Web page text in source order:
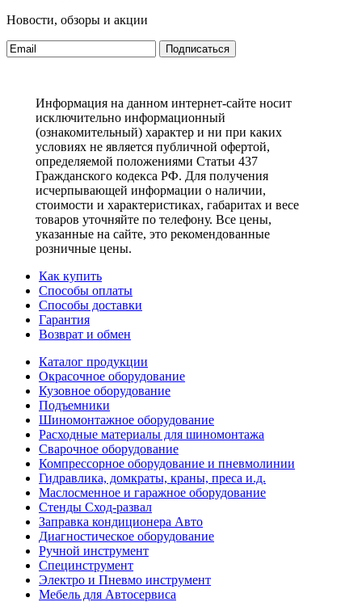
Новости, обзоры и акции
Подписаться
Информация на данном интернет-сайте носит
исключительно информационный
(ознакомительный) характер и ни при каких
условиях не является публичной офертой,
определяемой положениями Статьи 437
Гражданского кодекса РФ. Для получения
исчерпывающей информации о наличии,
стоимости и характеристиках, габаритах и весе
товаров уточняйте по телефону. Все цены,
указанные на сайте, это рекомендованные
розничные цены.
Как купить
Способы оплаты
Способы доставки
Гарантия
Возврат и обмен
Каталог продукции
Окрасочное оборудование
Кузовное оборудование
Подъемники
Шиномонтажное оборудование
Расходные материалы для шиномонтажа
Сварочное оборудование
Компрессорное оборудование и пневмолинии
Гидравлика, домкраты, краны, преса и.д.
Маслосменное и гаражное оборудование
Стенды Сход-развал
Заправка кондиционера Авто
Диагностическое оборудование
Ручной инструмент
Специнструмент
Электро и Пневмо инструмент
Мебель для Автосервиса